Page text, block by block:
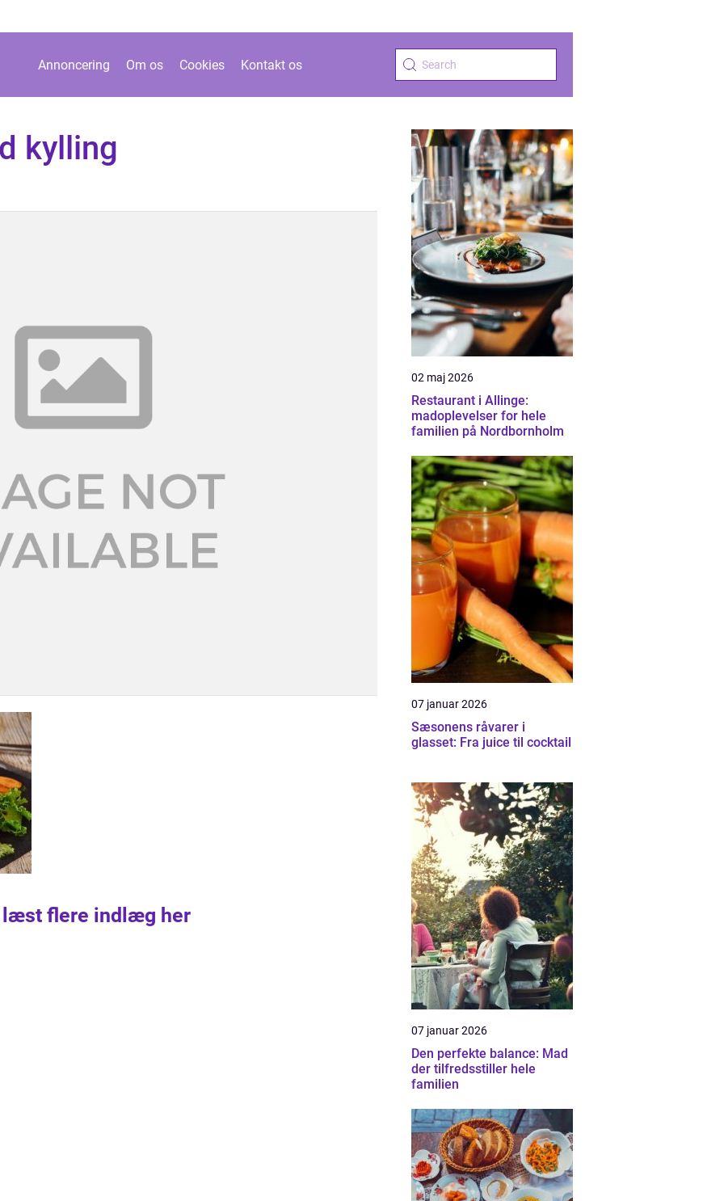
Annoncering Om os Cookies Kontakt os
kylling
læst flere indlæg her
02 maj 2026
Restaurant i Allinge:
madoplevelser for hele
familien på Nordbornholm
07 januar 2026
Sæsonens råvarer i
glasset: Fra juice til cocktail
07 januar 2026
Den perfekte balance: Mad
der tilfredsstiller hele
familien